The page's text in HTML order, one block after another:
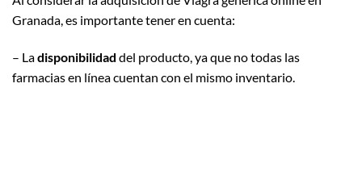
Granada, es importante tener en cuenta:
– Ladisponibilidad del producto, ya que no todas las
farmacias en línea cuentan con el mismo inventario.